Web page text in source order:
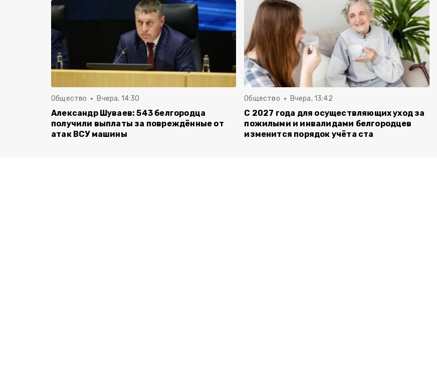
Общество Вчера, 14:30
Александр Шуваев: 543 белгородца
получили выплаты за повреждённые от
атак ВСУ машины
Общество Вчера, 13:42
С 2027 года для осуществляющих уход за
пожилыми и инвалидами белгородцев
изменится порядок учёта ста